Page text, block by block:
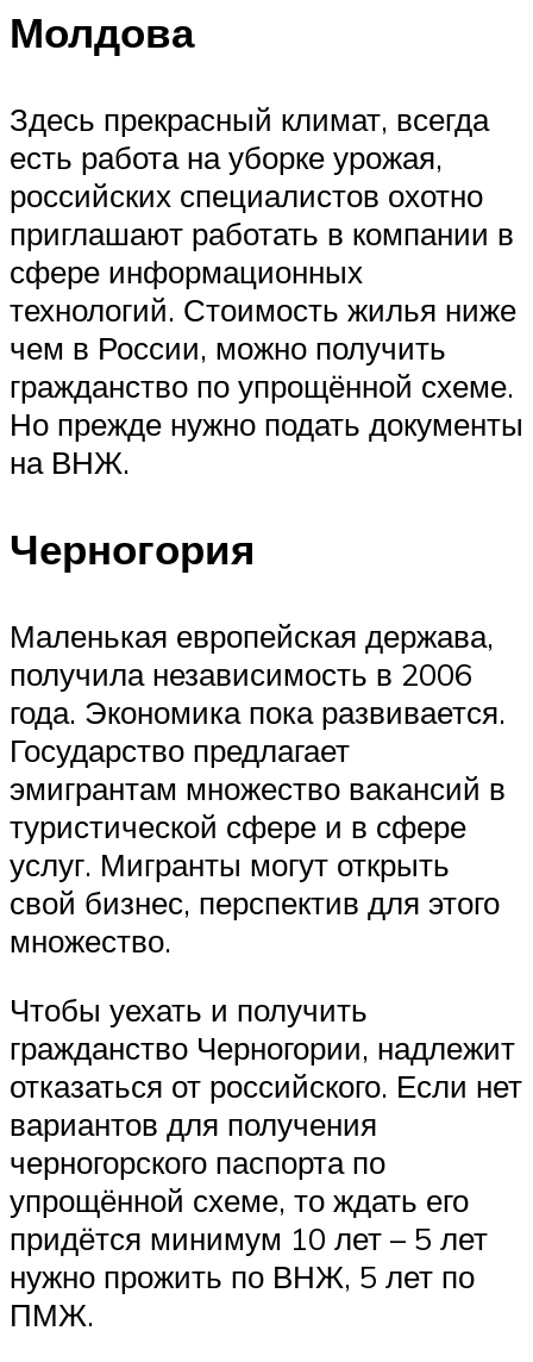
Молдова
Здесь прекрасный климат, всегда
есть работа на уборке урожая,
российских специалистов охотно
приглашают работать в компании в
сфере информационных
технологий. Стоимость жилья ниже
чем в России, можно получить
гражданство по упрощённой схеме.
Но прежде нужно подать документы
на ВНЖ.
Черногория
Маленькая европейская держава,
получила независимость в 2006
года. Экономика пока развивается.
Государство предлагает
эмигрантам множество вакансий в
туристической сфере и в сфере
услуг. Мигранты могут открыть
свой бизнес, перспектив для этого
множество.
Чтобы уехать и получить
гражданство Черногории, надлежит
отказаться от российского. Если нет
вариантов для получения
черногорского паспорта по
упрощённой схеме, то ждать его
придётся минимум 10 лет – 5 лет
нужно прожить по ВНЖ, 5 лет по
ПМЖ.